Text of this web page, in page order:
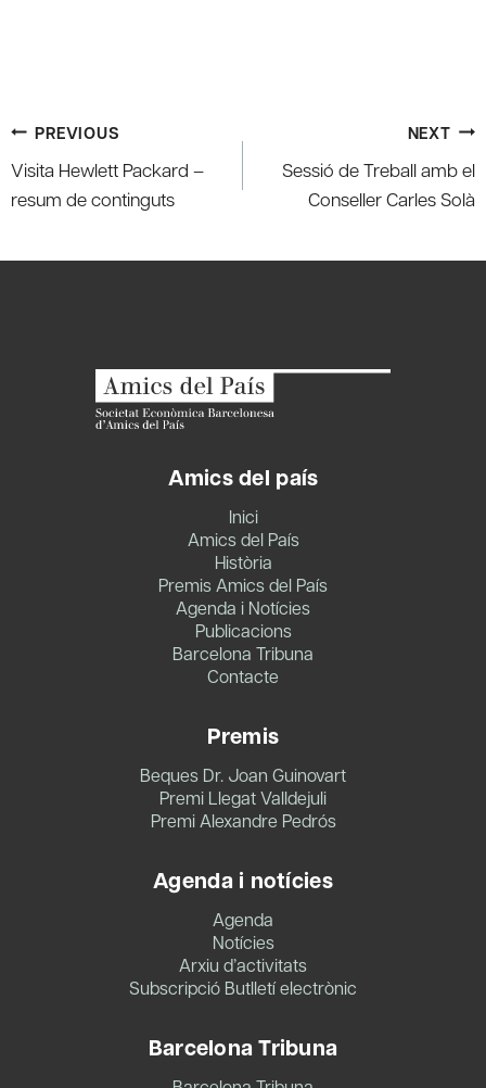
Post
navigation
PREVIOUS
Visita Hewlett Packard –
resum de continguts
NEXT
Sessió de Treball amb el
Conseller Carles Solà
Amics del país
Inici
Amics del País
Història
Premis Amics del País
Agenda i Notícies
Publicacions
Barcelona Tribuna
Contacte
Premis
Beques Dr. Joan Guinovart
Premi Llegat Valldejuli
Premi Alexandre Pedrós
Agenda i notícies
Agenda
Notícies
Arxiu d’activitats
Subscripció Butlletí electrònic
Barcelona Tribuna